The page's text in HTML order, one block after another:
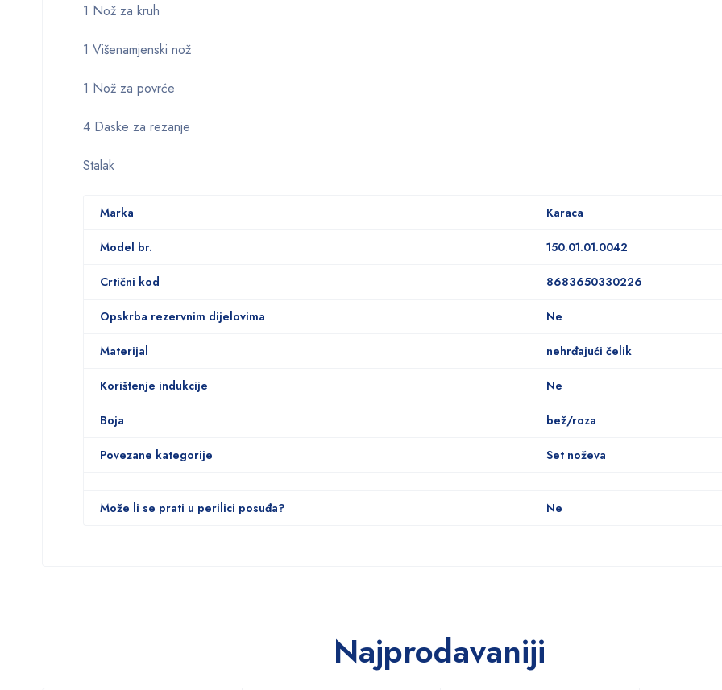
1 Nož za kruh
1 Višenamjenski nož
1 Nož za povrće
4 Daske za rezanje
Stalak
Marka Karaca
Model br. 150.01.01.0042
Crtični kod 8683650330226
Opskrba rezervnim dijelovima Ne
Materijal nehrđajući čelik
Korištenje indukcije Ne
Boja bež/roza
Povezane kategorije Set noževa
Može li se prati u perilici posuđa? Ne
Najprodavaniji